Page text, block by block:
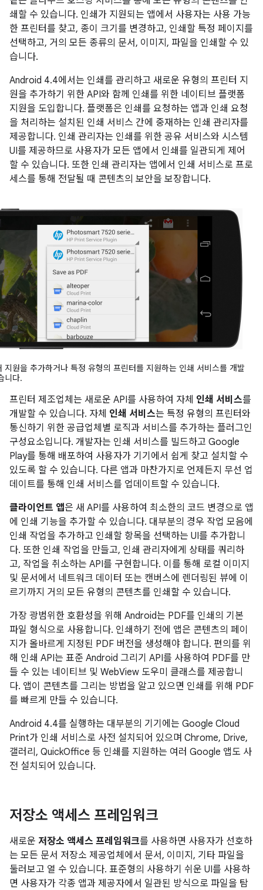
쇄할 수 있습니다. 인쇄가 지원되는 앱에서 사용자는 사용 가능
한 프린터를 찾고, 종이 크기를 변경하고, 인쇄할 특정 페이지를
선택하고, 거의 모든 종류의 문서, 이미지, 파일을 인쇄할 수 있
습니다.
Android 4.4에서는 인쇄를 관리하고 새로운 유형의 프린터 지
원을 추가하기 위한 API와 함께 인쇄를 위한 네이티브 플랫폼
지원을 도입합니다. 플랫폼은 인쇄를 요청하는 앱과 인쇄 요청
을 처리하는 설치된 인쇄 서비스 간에 중재하는 인쇄 관리자를
제공합니다. 인쇄 관리자는 인쇄를 위한 공유 서비스와 시스템
UI를 제공하므로 사용자가 모든 앱에서 인쇄를 일관되게 제어
할 수 있습니다. 또한 인쇄 관리자는 앱에서 인쇄 서비스로 프로
세스를 통해 전달될 때 콘텐츠의 보안을 보장합니다.
지원을 추가하거나 특정 유형의 프린터를 지원하는 인쇄 서비스를 개발
니다.
프린터 제조업체는 새로운 API를 사용하여 자체 인쇄 서비스를
개발할 수 있습니다. 자체 인쇄 서비스는 특정 유형의 프린터와
통신하기 위한 공급업체별 로직과 서비스를 추가하는 플러그인
구성요소입니다. 개발자는 인쇄 서비스를 빌드하고 Google
Play를 통해 배포하여 사용자가 기기에서 쉽게 찾고 설치할 수
있도록 할 수 있습니다. 다른 앱과 마찬가지로 언제든지 무선 업
데이트를 통해 인쇄 서비스를 업데이트할 수 있습니다.
클라이언트 앱은 새 API를 사용하여 최소한의 코드 변경으로 앱
에 인쇄 기능을 추가할 수 있습니다. 대부분의 경우 작업 모음에
인쇄 작업을 추가하고 인쇄할 항목을 선택하는 UI를 추가합니
다. 또한 인쇄 작업을 만들고, 인쇄 관리자에게 상태를 쿼리하
고, 작업을 취소하는 API를 구현합니다. 이를 통해 로컬 이미지
및 문서에서 네트워크 데이터 또는 캔버스에 렌더링된 뷰에 이
르기까지 거의 모든 유형의 콘텐츠를 인쇄할 수 있습니다.
가장 광범위한 호환성을 위해 Android는 PDF를 인쇄의 기본
파일 형식으로 사용합니다. 인쇄하기 전에 앱은 콘텐츠의 페이
지가 올바르게 지정된 PDF 버전을 생성해야 합니다. 편의를 위
해 인쇄 API는 표준 Android 그리기 API를 사용하여 PDF를 만
들 수 있는 네이티브 및 WebView 도우미 클래스를 제공합니
다. 앱이 콘텐츠를 그리는 방법을 알고 있으면 인쇄를 위해 PDF
를 빠르게 만들 수 있습니다.
Android 4.4를 실행하는 대부분의 기기에는 Google Cloud
Print가 인쇄 서비스로 사전 설치되어 있으며 Chrome, Drive,
갤러리, QuickOffice 등 인쇄를 지원하는 여러 Google 앱도 사
전 설치되어 있습니다.
저장소 액세스 프레임워크
새로운 저장소 액세스 프레임워크를 사용하면 사용자가 선호하
는 모든 문서 저장소 제공업체에서 문서, 이미지, 기타 파일을
둘러보고 열 수 있습니다. 표준형의 사용하기 쉬운 UI를 사용하
면 사용자가 각종 앱과 제공자에서 일관된 방식으로 파일을 탐